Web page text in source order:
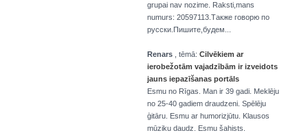
grupai nav nozime. Raksti,mans
numurs: 20597113.Также говорю по
русски.Пишите,будем...
Renars , tēmā: Cilvēkiem ar
ierobežotām vajadzībām ir izveidots
jauns iepazīšanas portāls
Esmu no Rīgas. Man ir 39 gadi. Meklēju
no 25-40 gadiem draudzeni. Spēlēju
ģitāru. Esmu ar humorizjūtu. Klausos
mūziku daudz. Esmu šahists.